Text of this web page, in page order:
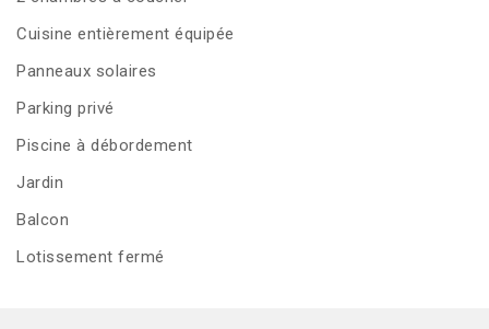
Cuisine entièrement équipée
Panneaux solaires
Parking privé
Piscine à débordement
Jardin
Balcon
Lotissement fermé